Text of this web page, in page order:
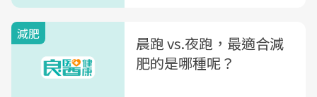
減肥
晨跑 vs.夜跑，最適合減
肥的是哪種呢？